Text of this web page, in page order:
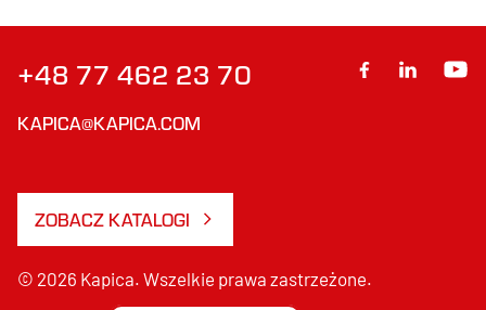
+48 77 462 23 70
KAPICA@KAPICA.COM
ZOBACZ KATALOGI
© 2026 Kapica. Wszelkie prawa zastrzeżone.